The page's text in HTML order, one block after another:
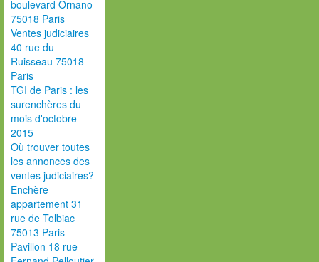
boulevard Ornano
75018 Paris
Ventes judiciaires
40 rue du
Ruisseau 75018
Paris
TGI de Paris : les
surenchères du
mois d'octobre
2015
Où trouver toutes
les annonces des
ventes judiciaires?
Enchère
appartement 31
rue de Tolbiac
75013 Paris
Pavillon 18 rue